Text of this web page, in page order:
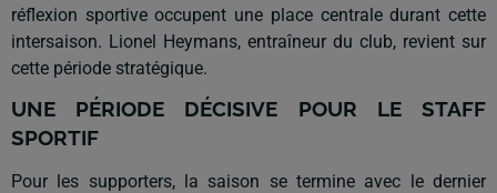
réflexion sportive occupent une place centrale durant cette
intersaison. Lionel Heymans, entraîneur du club, revient sur
cette période stratégique.
UNE PÉRIODE DÉCISIVE POUR LE STAFF
SPORTIF
Pour les supporters, la saison se termine avec le dernier